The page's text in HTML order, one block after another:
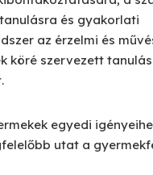
és gyakorlati
az érzelmi és
köré szervezett
egyedi
utat a